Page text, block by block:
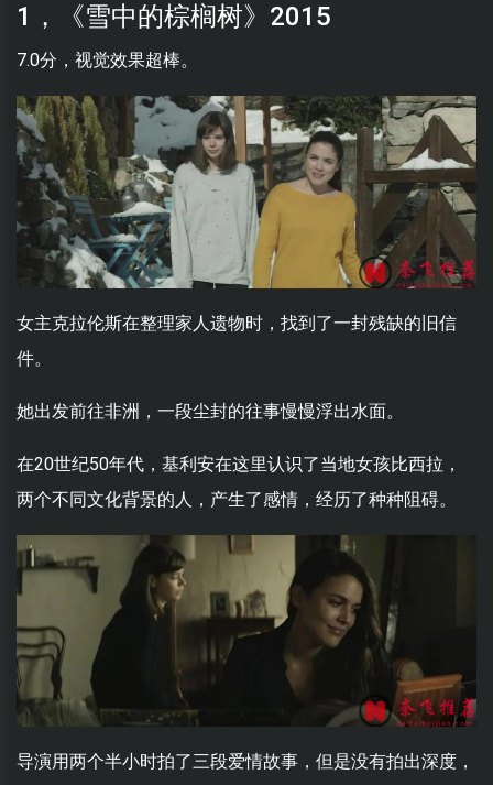
1，《雪中的棕榈树》2015
7.0分，视觉效果超棒。
女主克拉伦斯在整理家人遗物时，找到了一封残缺的旧信
件。
她出发前往非洲，一段尘封的往事慢慢浮出水面。
在20世纪50年代，基利安在这里认识了当地女孩比西拉，
两个不同文化背景的人，产生了感情，经历了种种阻碍。
导演用两个半小时拍了三段爱情故事，但是没有拍出深度，